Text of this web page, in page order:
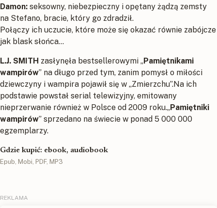
Damon: seksowny, niebezpieczny i opętany żądzą zemsty
na Stefano, bracie, który go zdradził.
Połączy ich uczucie, które może się okazać równie zabójcze
jak blask słońca…
L.J. SMITH zasłynęła bestsellerowymi „Pamiętnikami
wampirów” na długo przed tym, zanim pomysł o miłości
dziewczyny i wampira pojawił się w „Zmierzchu”.Na ich
podstawie powstał serial telewizyjny, emitowany
nieprzerwanie również w Polsce od 2009 roku.„Pamiętniki
wampirów” sprzedano na świecie w ponad 5 000 000
egzemplarzy.
Gdzie kupić: ebook, audiobook
Epub, Mobi, PDF, MP3